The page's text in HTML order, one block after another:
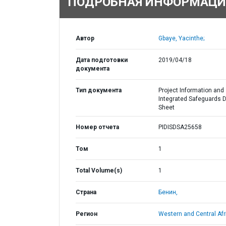
Автор Gbaye, Yacinthe;
Дата подготовки
документа
2019/04/18
Тип документа
Project Information and
Integrated Safeguards
Sheet
Номер отчета PIDISDSA25658
Том 1
Total Volume(s) 1
Страна Бенин,
Регион Western and Central